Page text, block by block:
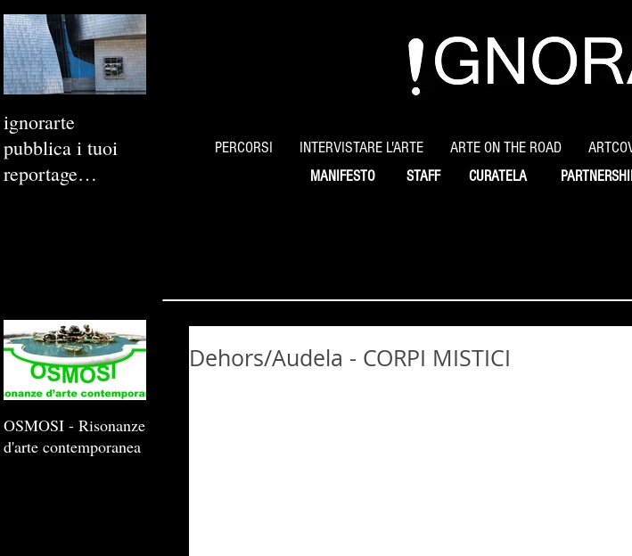
ignorarte
pubblica i tuoi
reportage
PERCORSI INTERVISTARE L'ARTE ARTE ON THE ROAD
MANIFESTO STAFF CURATELA
Dehors/Audela - CORPI MISTICI
OSMOSI - Risonanze
d'arte contemporanea